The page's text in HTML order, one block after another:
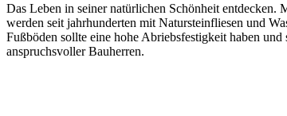
Das Leben in seiner natürlichen Schönheit entdecken.
werden seit jahrhunderten mit Natursteinfliesen und
Fußböden sollte eine hohe Abriebsfestigkeit haben
anspruchsvoller Bauherren.